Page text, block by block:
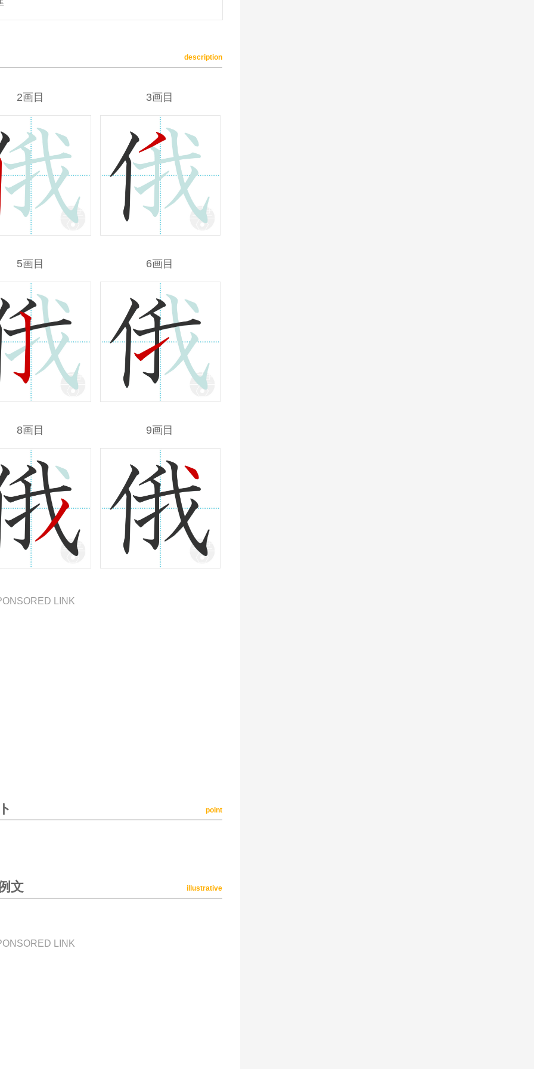
description
2画目 3画目
5画目 6画目
8画目 9画目
LINK
point
文 illustrative
LINK